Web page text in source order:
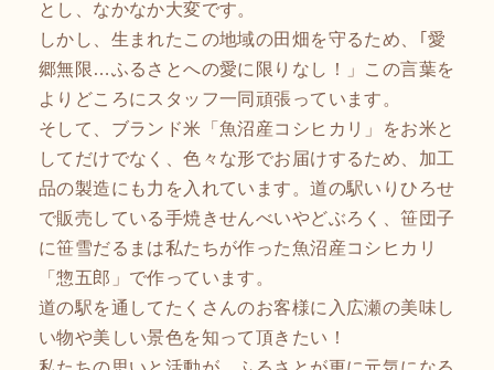
とし、なかなか大変です。
しかし、生まれたこの地域の田畑を守るため、｢愛
郷無限…ふるさとへの愛に限りなし！」この言葉を
よりどころにスタッフ一同頑張っています。
そして、ブランド米「魚沼産コシヒカリ」をお米と
してだけでなく、色々な形でお届けするため、加工
品の製造にも力を入れています。道の駅いりひろせ
で販売している手焼きせんべいやどぶろく、笹団子
に笹雪だるまは私たちが作った魚沼産コシヒカリ
「惣五郎」で作っています。
道の駅を通してたくさんのお客様に入広瀬の美味し
い物や美しい景色を知って頂きたい！